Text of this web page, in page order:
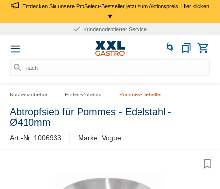
Entdecken Sie unsere ProSelect-Bestseller jetzt zum Aktionspreis.Hier klicken
*
Kundenorientierter Service
nach P
Küchenzubehör Frittier-Zubehör Pommes-Behälter
Abtropfsieb für Pommes - Edelstahl -
Ø410mm
Art.-Nr. 1006933 Marke: Vogue